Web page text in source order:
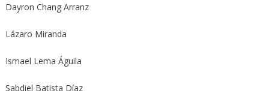
Dayron Chang Arranz
Lázaro Miranda
Ismael Lema Águila
Sabdiel Batista Díaz